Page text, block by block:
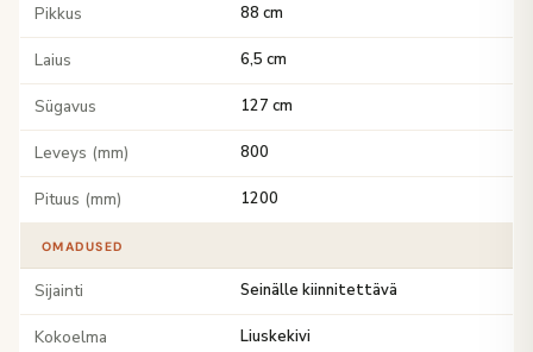
Pikkus 88 cm
Laius 6,5 cm
Sügavus 127 cm
Leveys (mm) 800
Pituus (mm) 1200
OMADUSED
Sijainti Seinälle kiinnitettävä
Kokoelma Liuskekivi